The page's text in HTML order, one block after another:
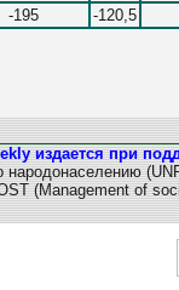
-195 -120,5
издается при
(Management of